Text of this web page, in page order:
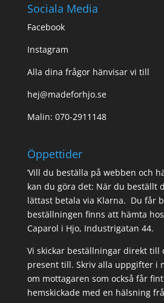
Sociala Media
Facebook
Instagram
Alla dina frågor hänvisar vi till
hej@madeforhjo.se
Malin: 070-2911148
Öppettider
’Vill du beställa på webben och
kan du göra det: När du beställt
lättast betala via Klarna. Du får
beställningen finns att hämta
Caparol i Hjo, Industrigatan 44.
Vi skickar beställningar direkt till
present till. Skriv alla uppgifter i
om mottagaren som också får
hemskickade med en hälsning